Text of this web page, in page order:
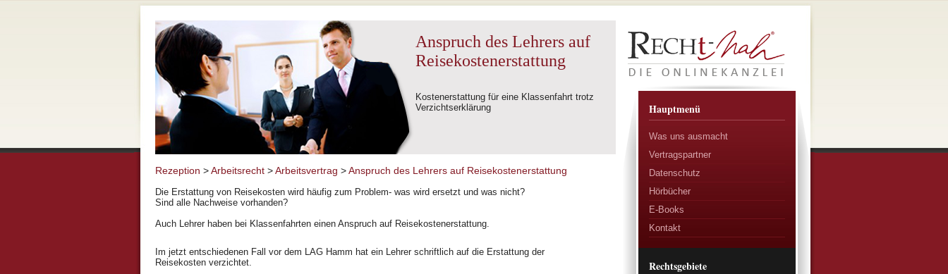
Hauptmenü
Was uns ausmacht
Vertragspartner
Datenschutz
Hörbücher
E-Books
Kontakt
Rechtsgebiete
Anspruch des Lehrers auf
Reisekostenerstattung
Kostenerstattung für eine Klassenfahrt trotz
Verzichtserklärung
Rezeption >Arbeitsrecht>Arbeitsvertrag >Anspruch des Lehrers auf Reisekostenerstattung
Die Erstattung von Reisekosten wird häufig zum Problem- was wird ersetzt und was nicht?
Sind alle Nachweise vorhanden?
Auch Lehrer haben bei Klassenfahrten einen Anspruch auf Reisekostenerstattung.
Im jetzt entschiedenen Fall vor dem LAG Hamm hat ein Lehrer schriftlich auf die Erstattung der
Reisekosten verzichtet.